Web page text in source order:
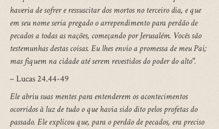
haveria de sofrer e ressuscitar dos mortos no terceiro dia, e que
em seu nome seria pregado o arrependimento para perdão de
pecados a todas as nações, começando por Jerusalém. Vocês são
testemunhas destas coisas. Eu lhes envio a promessa de meu Pai;
mas fiquem na cidade até serem revestidos do poder do alto".
– Lucas 24.44-49
Ele abriu suas mentes para entenderem os acontecimentos
ocorridos à luz de tudo o que havia sido dito pelos profetas do
passado. Ele explicou que, para o perdão de pecados, era preciso